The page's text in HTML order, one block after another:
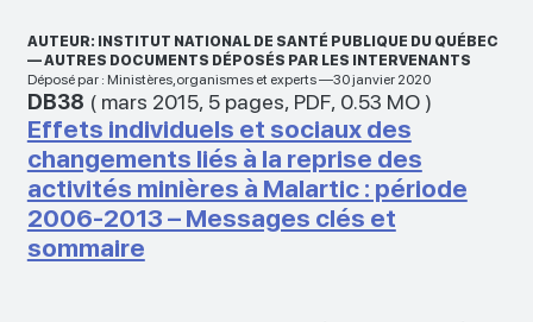
AUTEUR: INSTITUT NATIONAL DE SANTÉ PUBLIQUE DU QUÉBEC
— AUTRES DOCUMENTS DÉPOSÉS PAR LES INTERVENANTS
Déposé par : Ministères,organismes et experts —30 janvier 2020
DB38 ( mars 2015, 5 pages, PDF, 0.53 MO)
Effets individuels et sociaux des
changements liés à la reprise des
activités minières à Malartic : période
2006-2013 – Messages clés et
sommaire